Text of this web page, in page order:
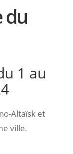
du
1 au
Altaïsk et
ville.